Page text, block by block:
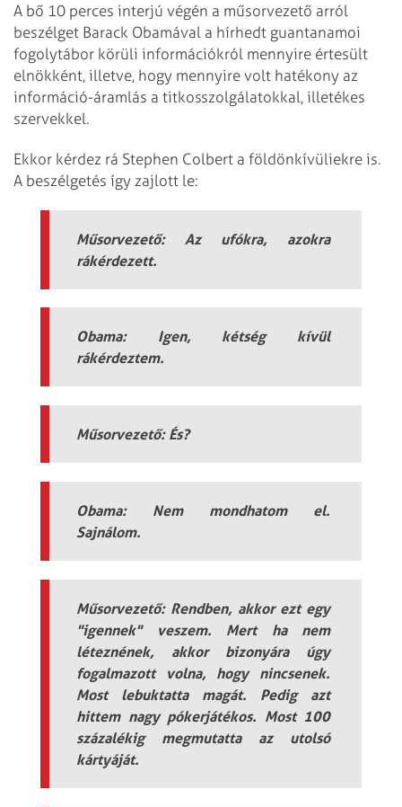
A bő 10 perces interjú végén a műsorvezető arról
beszélget Barack Obamával a hírhedt guantanamoi
fogolytábor körüli információkról mennyire értesült
elnökként, illetve, hogy mennyire volt hatékony az
információ-áramlás a titkosszolgálatokkal, illetékes
szervekkel.
Ekkor kérdez rá Stephen Colbert a földönkívüliekre is.
A beszélgetés így zajlott le:
Műsorvezető: Az ufókra, azokra
rákérdezett.
Obama: Igen, kétség kívül
rákérdeztem.
Műsorvezető: És?
Obama: Nem mondhatom el.
Sajnálom.
Műsorvezető: Rendben, akkor ezt egy
"igennek" veszem. Mert ha nem
léteznének, akkor bizonyára úgy
fogalmazott volna, hogy nincsenek.
Most lebuktatta magát. Pedig azt
hittem nagy pókerjátékos. Most 100
százalékig megmutatta az utolsó
kártyáját.